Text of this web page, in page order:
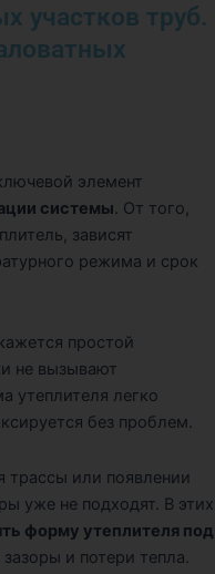
участков труб.
элемент
системы. От того,
зависят
режима и срок
простой
не вызывают
утеплителя легко
без проблем.
трассы или появлении
уже не подходят. В этих
форму утеплителя под
и потери тепла.